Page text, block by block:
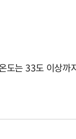
도는 33도 이상까